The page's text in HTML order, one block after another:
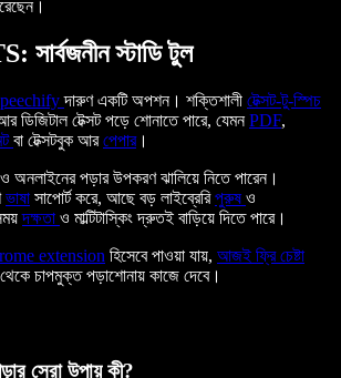
স্টাডি টুল
দারুণ একটি অপশন। শক্তিশালী টেক্সট-টু-স্পিচ
ডিজিটাল টেক্সট পড়ে শোনাতে পারে, যেমনPDF,
বা টেক্সটবুক আরপেপার।
ও অনলাইনের পড়ার উপকরণ ঝালিয়ে নিতে পারেন।
ভাষা সাপোর্ট করে, আছে বড় লাইব্রেরিপুরুষও
দক্ষতা ও মাল্টিটাস্কিং দ্রুতই বাড়িয়ে দিতে পারে।
extension হিসেবে পাওয়া যায়, আজই ফ্রি চেষ্টা
চাপমুক্ত পড়াশোনায় কাজে দেবে।
সেরা উপায় কী?